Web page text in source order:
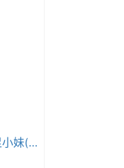
园洲园乐搞定99年贵州沐足小妹(同发曲罢)